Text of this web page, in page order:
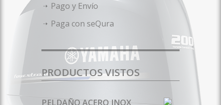
Pago y Envío
Paga con seQura
PRODUCTOS VISTOS
PELDAÑO ACERO INOX